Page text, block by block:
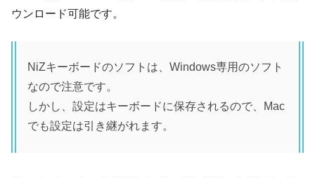
ウンロード可能です。
NiZキーボードのソフトは、Windows専用のソフト
なので注意です。
しかし、設定はキーボードに保存されるので、Mac
でも設定は引き継がれます。